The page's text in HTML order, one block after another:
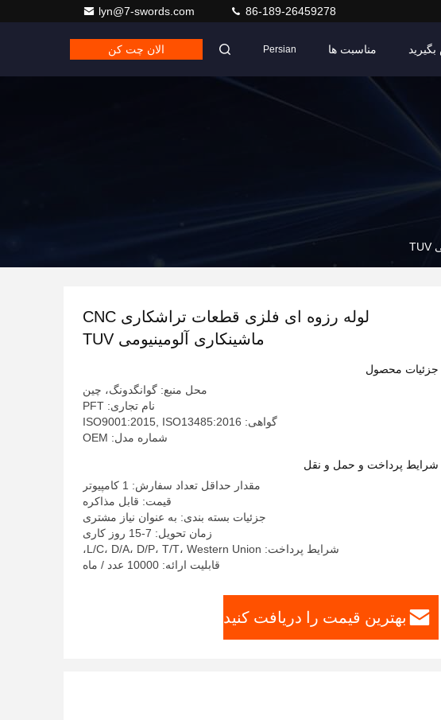
lyn@7-swords.com 86-189-26459278
مناسبت ها Persian الان چت کن
لوله رزوه ای فلزی قطعات تراشکاری CNC
ماشینکاری آلومینیومی TUV
جزئیات محصول
محل منبع: گوانگدونگ، چین
نام تجاری: PFT
گواهی: ISO9001:2015, ISO13485:2016
شماره مدل: OEM
شرایط پرداخت و حمل و نقل
مقدار حداقل تعداد سفارش: 1 کامپیوتر
قیمت: قابل مذاکره
جزئیات بسته بندی: به عنوان نیاز مشتری
زمان تحویل: 7-15 روز کاری
شرایط پرداخت: L/C، D/A، D/P، T/T، Western Union،
قابلیت ارائه: 10000 عدد / ماه
بهترین قیمت را دریافت کنید